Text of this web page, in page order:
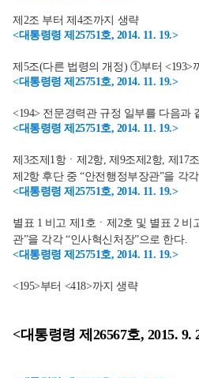
제2조 부터 제4조까지 생략
<대통령령 제25751호, 2014. 11. 19.>
제5조(다른 법령의 개정) ①부터 <193>
<대통령령 제25751호, 2014. 11. 19.>
<194> 전문경력관 규정 일부를 다음과
<대통령령 제25751호, 2014. 11. 19.>
제3조제1항ㆍ제2항, 제9조제2항, 제17
제2항 후단 중 “안전행정부장관”을 각
<대통령령 제25751호, 2014. 11. 19.>
별표 1 비고 제1호ㆍ제2호 및 별표 2 비
관”을 각각 “인사혁신처장”으로 한다.
<대통령령 제25751호, 2014. 11. 19.>
<195>부터 <418>까지 생략
<대통령령 제26567호, 2015. 9.